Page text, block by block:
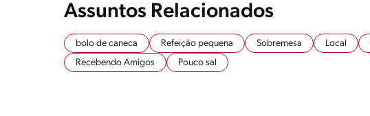
Assuntos Relacionados
bolo de caneca Refeição pequena Sobremesa Local
Recebendo Amigos
Pouco sal